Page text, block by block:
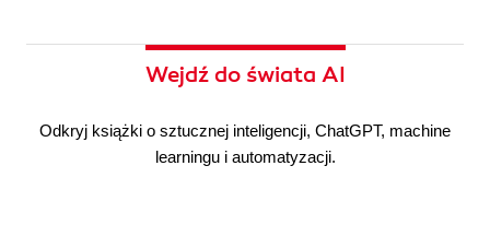
Wejdź do świata AI
Odkryj książki o sztucznej inteligencji, ChatGPT, machine
learningu i automatyzacji.